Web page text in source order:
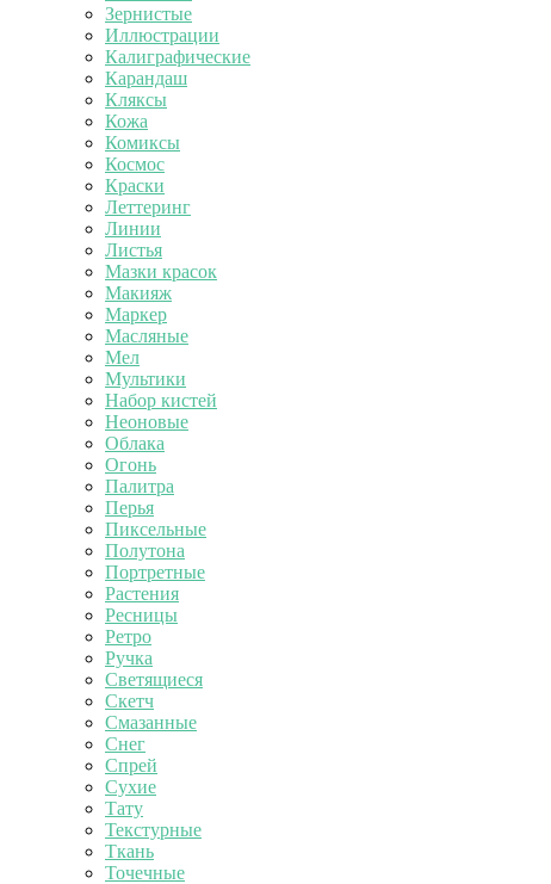
Зернистые
Иллюстрации
Калиграфические
Карандаш
Кляксы
Кожа
Комиксы
Космос
Краски
Леттеринг
Линии
Листья
Мазки красок
Макияж
Маркер
Масляные
Мел
Мультики
Набор кистей
Неоновые
Облака
Огонь
Палитра
Перья
Пиксельные
Полутона
Портретные
Растения
Ресницы
Ретро
Ручка
Светящиеся
Скетч
Смазанные
Снег
Спрей
Сухие
Тату
Текстурные
Ткань
Точечные